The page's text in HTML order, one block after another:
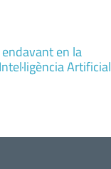
en la
Artificial